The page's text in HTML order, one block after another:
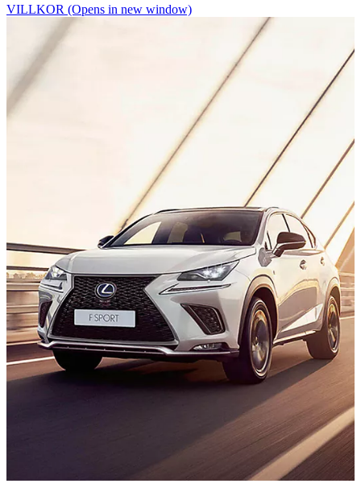
VILLKOR (Opens in new window)